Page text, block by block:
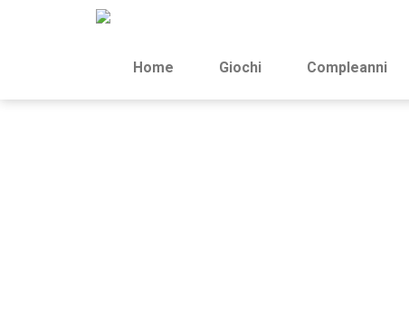
Home Giochi Compleanni